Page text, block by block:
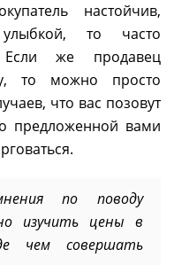
настойчив,
то часто
Если же продавец
то можно просто
что вас позовут
предложенной вами
по поводу
изучить цены в
чем совершать